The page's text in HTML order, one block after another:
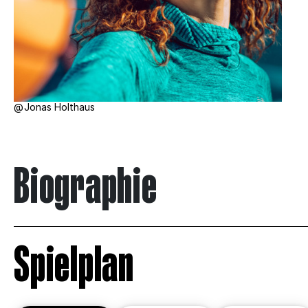
Jonas Holthaus
Biographie
Spielplan